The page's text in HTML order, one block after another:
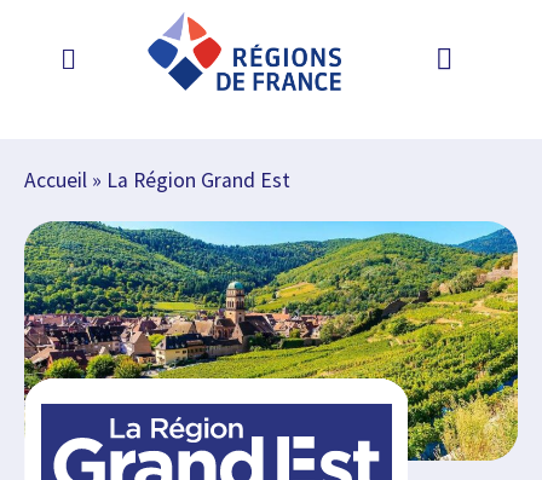
Accueil» La Région Grand Est